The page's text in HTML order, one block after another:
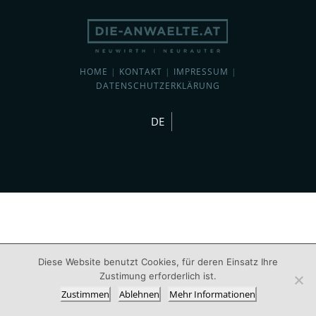
HOME | KONTAKT | IMPRESSUM |
DATENSCHUTZERKLÄRUNG
DE
Diese Website benutzt Cookies, für deren Einsatz Ihre
Zustimung erforderlich ist.
Zustimmen Ablehnen Mehr Informationen